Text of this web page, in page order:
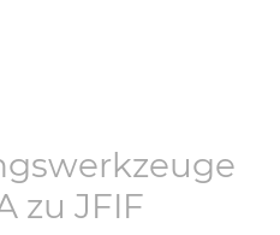
zu JFIF